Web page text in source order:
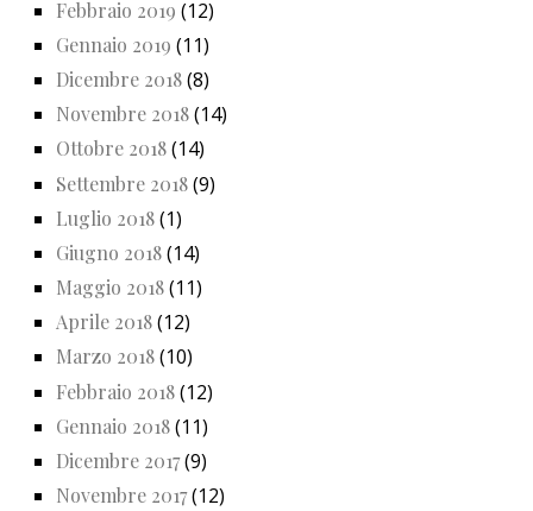
Febbraio 2019 (12)
Gennaio 2019 (11)
Dicembre 2018(8)
Novembre 2018(14)
Ottobre 2018(14)
Settembre 2018(9)
Luglio 2018(1)
Giugno 2018(14)
Maggio 2018(11)
Aprile 2018(12)
Marzo 2018(10)
Febbraio 2018(12)
Gennaio 2018(11)
Dicembre 2017(9)
Novembre 2017(12)